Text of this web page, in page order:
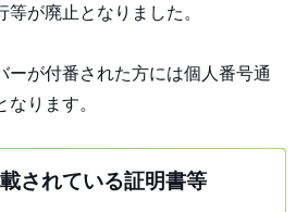
が廃止となりました。
ーが付番された方には個人番号通
ります。
されている証明書等